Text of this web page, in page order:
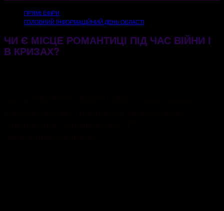
ПРЯМІ ЕФІРИ
ГОЛОВНИЙ ІНФОРМАЦІЙНИЙ ДЕНЬ ОБЛАСТІ
ЧИ Є МІСЦЕ РОМАНТИЦІ ПІД ЧАС ВІЙНИ І
В КРИЗАХ?